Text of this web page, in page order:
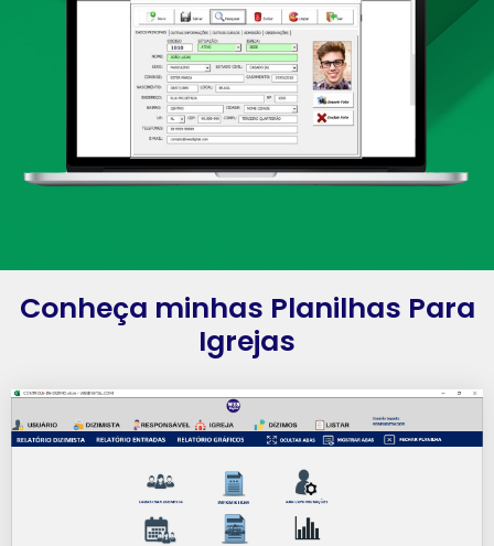
Conheça minhas Planilhas Para
Igrejas